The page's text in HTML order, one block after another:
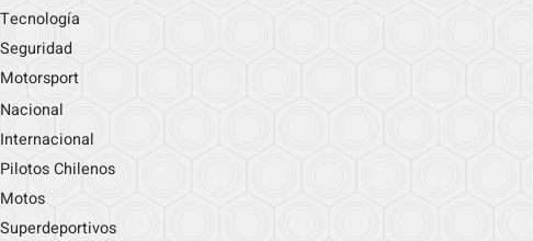
Tecnología
Seguridad
Motorsport
Nacional
Internacional
Pilotos Chilenos
Motos
Superdeportivos